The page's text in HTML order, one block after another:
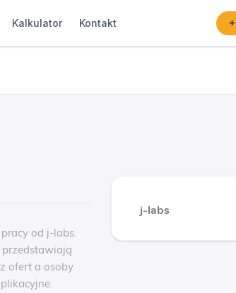
Kalkulator Kontakt
od j-labs.
przedstawiają
ofert a osoby
j-labs